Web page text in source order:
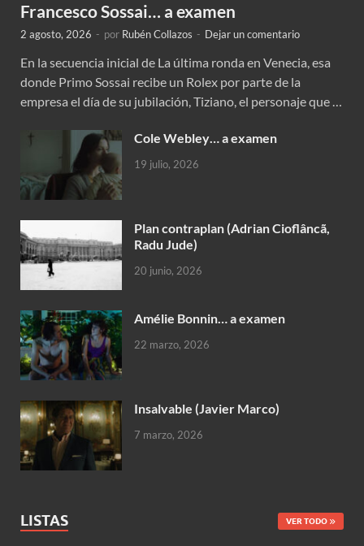
Francesco Sossai… a examen
2 agosto, 2026 - por Rubén Collazos - Dejar un comentario
En la secuencia inicial de La última ronda en Venecia, esa
donde Primo Sossai recibe un Rolex por parte de la
empresa el día de su jubilación, Tiziano, el personaje que …
Cole Webley… a examen
19 julio, 2026
Plan contraplan (Adrian Cioflâncã,
Radu Jude)
20 junio, 2026
Amélie Bonnin… a examen
22 marzo, 2026
Insalvable (Javier Marco)
7 marzo, 2026
LISTAS VER TODO